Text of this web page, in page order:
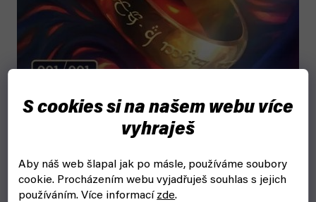
S cookies si na našem webu více
vyhraješ
Aby náš web šlapal jak po másle, používáme soubory
cookie. Procházením webu vyjadřuješ souhlas s jejich
používáním. Více informacízde.